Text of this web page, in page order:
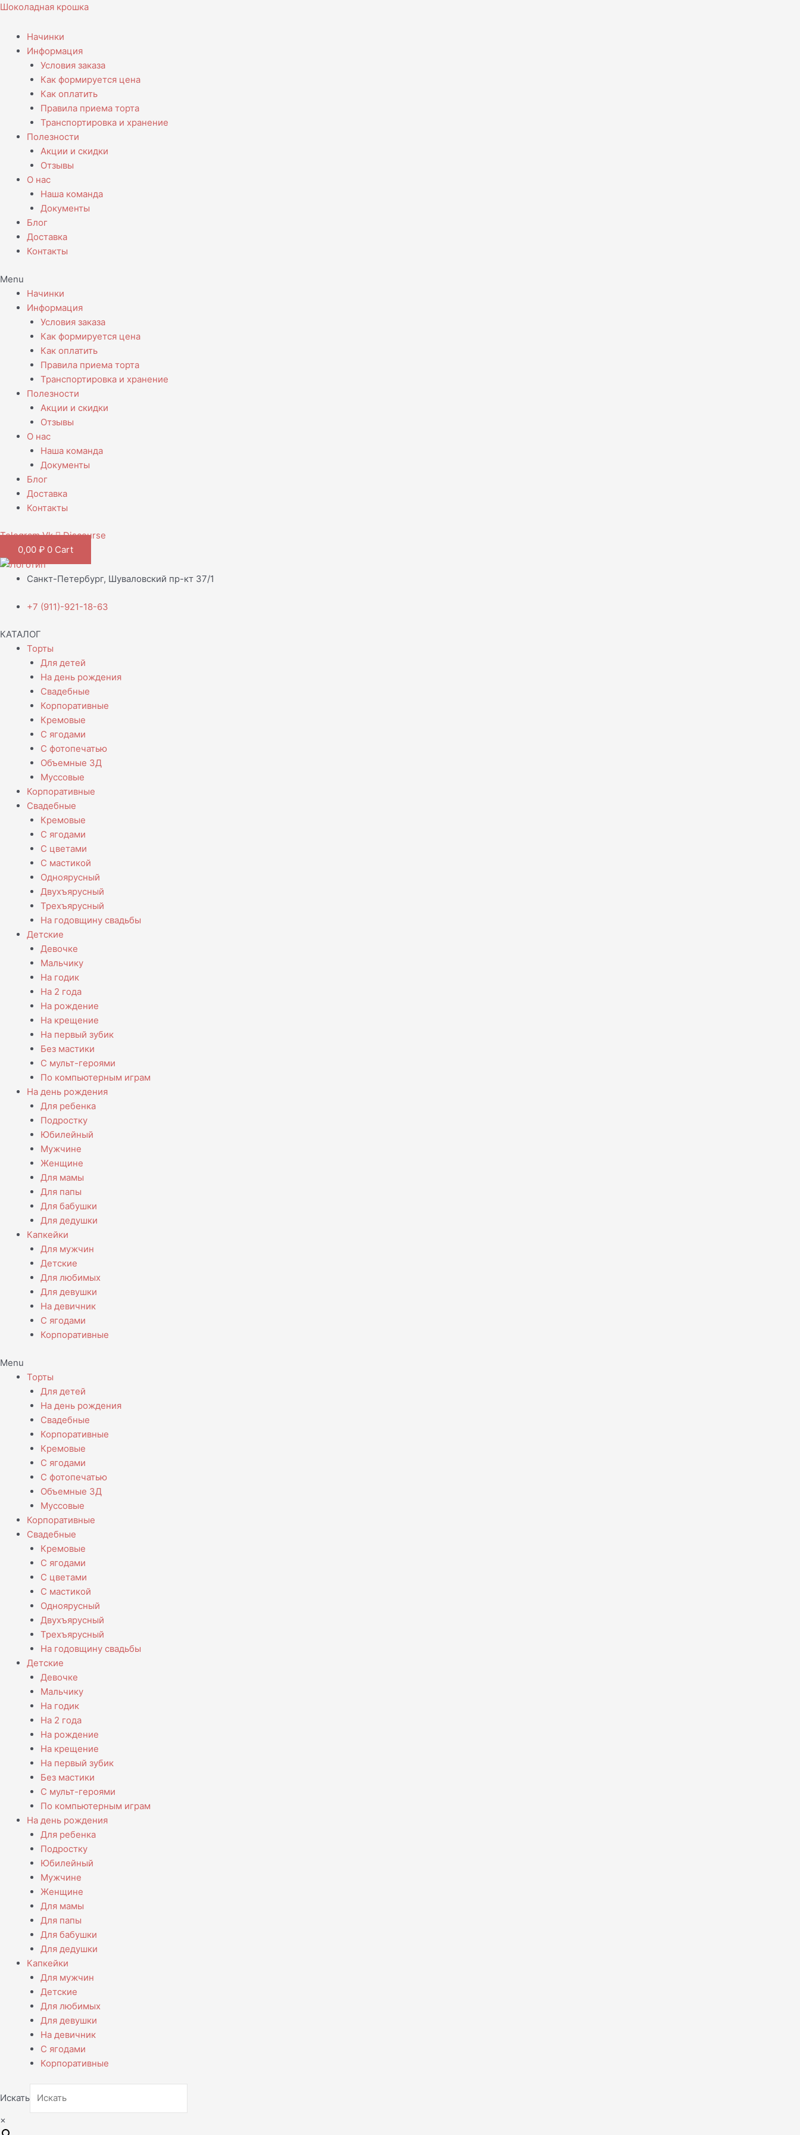
Перейти
содержимому
Шоколадная крошка
Начинки
Информация
Условия заказа
Как формируется цена
Как оплатить
Правила приема торта
Транспортировка и хранение
Полезности
Акции и скидки
Отзывы
О нас
Наша команда
Документы
Блог
Доставка
Контакты
Menu
Начинки
Информация
Условия заказа
Как формируется цена
Как оплатить
Правила приема торта
Транспортировка и хранение
Полезности
Акции и скидки
Отзывы
О нас
Наша команда
Документы
Блог
Доставка
Контакты
Telegram Vk
Discourse
0,00 ₽ 0 Cart
Санкт-Петербург, Шуваловский пр-кт 37/1
+7 (911)-921-18-63
КАТАЛОГ
Торты
Для детей
На день рождения
Свадебные
Корпоративные
Кремовые
С ягодами
С фотопечатью
Объемные 3Д
Муссовые
Корпоративные
Свадебные
Кремовые
С ягодами
С цветами
С мастикой
Одноярусный
Двухъярусный
Трехъярусный
На годовщину свадьбы
Детские
Девочке
Мальчику
На годик
На 2 года
На рождение
На крещение
На первый зубик
Без мастики
С мульт-героями
По компьютерным играм
На день рождения
Для ребенка
Подростку
Юбилейный
Мужчине
Женщине
Для мамы
Для папы
Для бабушки
Для дедушки
Капкейки
Для мужчин
Детские
Для любимых
Для девушки
На девичник
С ягодами
Корпоративные
Menu
Торты
Для детей
На день рождения
Свадебные
Корпоративные
Кремовые
С ягодами
С фотопечатью
Объемные 3Д
Муссовые
Корпоративные
Свадебные
Кремовые
С ягодами
С цветами
С мастикой
Одноярусный
Двухъярусный
Трехъярусный
На годовщину свадьбы
Детские
Девочке
Мальчику
На годик
На 2 года
На рождение
На крещение
На первый зубик
Без мастики
С мульт-героями
По компьютерным играм
На день рождения
Для ребенка
Подростку
Юбилейный
Мужчине
Женщине
Для мамы
Для папы
Для бабушки
Для дедушки
Капкейки
Для мужчин
Детские
Для любимых
Для девушки
На девичник
С ягодами
Корпоративные
Искать
×